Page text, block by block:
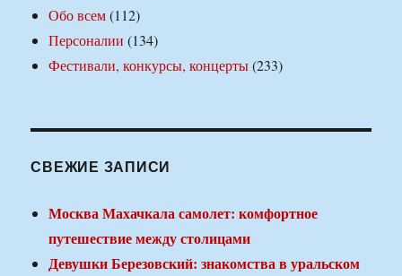
Обо всем(112)
Персоналии (134)
Фестивали, конкурсы, концерты(233)
СВЕЖИЕ ЗАПИСИ
Москва Махачкала самолет: комфортное
путешествие между столицами
Девушки Березовский: знакомства в уральском